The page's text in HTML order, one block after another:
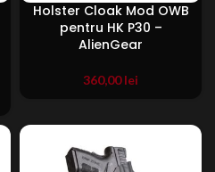
Holster Cloak Mod OWB
pentru HK P30 –
AlienGear
360,00lei